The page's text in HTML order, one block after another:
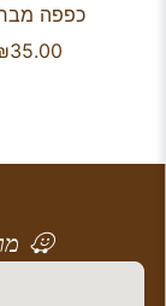
כפפה
35.00